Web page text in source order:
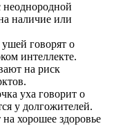
неоднородной
наличие или
говорят о
интеллекте.
на риск
уха говорит о
у долгожителей.
на хорошее здоровье